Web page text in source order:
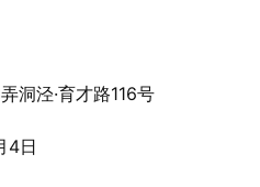
洞泾·育才路116号
4日